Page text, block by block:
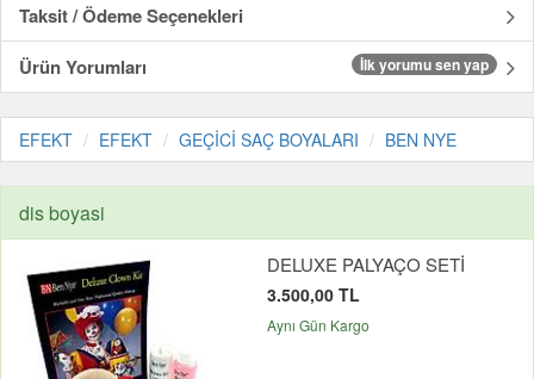
Taksit / Ödeme Seçenekleri
Ürün Yorumları
İlk yorumu sen yap
EFEKT EFEKT GEÇİCİ SAÇ BOYALARI BEN NYE
dis boyasi
DELUXE PALYAÇO SETİ
3.500,00 TL
Aynı Gün Kargo